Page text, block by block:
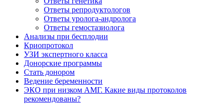
Ответы репродуктологов
Ответы уролога-андролога
Ответы гемостазиолога
Анализы при бесплодии
Криопротокол
УЗИ экспертного класса
Донорские программы
Стать донором
Ведение беременности
ЭКО при низком АМГ. Какие виды протоколов
рекомендованы?